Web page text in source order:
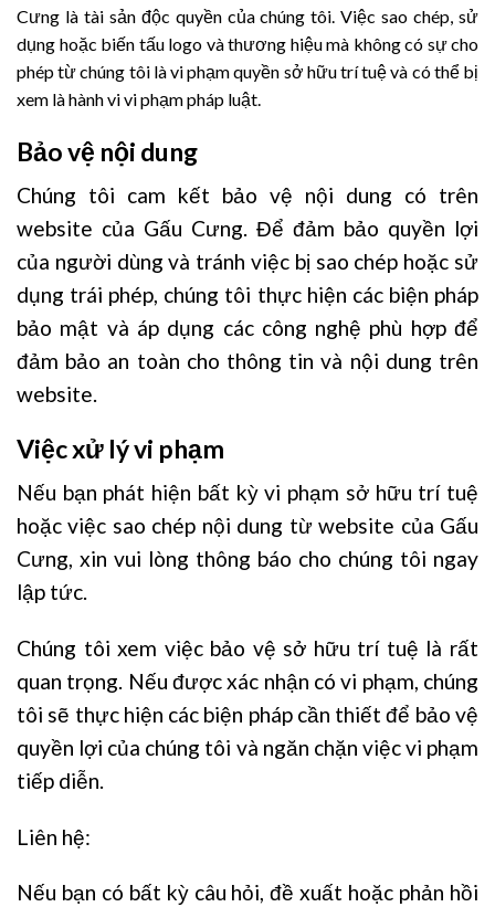
Cưng là tài sản độc quyền của chúng tôi. Việc sao chép, sử
dụng hoặc biến tấu logo và thương hiệu mà không có sự cho
phép từ chúng tôi là vi phạm quyền sở hữu trí tuệ và có thể bị
xem là hành vi vi phạm pháp luật.
Bảo vệ nội dung
Chúng tôi cam kết bảo vệ nội dung có trên
website của Gấu Cưng. Để đảm bảo quyền lợi
của người dùng và tránh việc bị sao chép hoặc sử
dụng trái phép, chúng tôi thực hiện các biện pháp
bảo mật và áp dụng các công nghệ phù hợp để
đảm bảo an toàn cho thông tin và nội dung trên
website.
Việc xử lý vi phạm
Nếu bạn phát hiện bất kỳ vi phạm sở hữu trí tuệ
hoặc việc sao chép nội dung từ website của Gấu
Cưng, xin vui lòng thông báo cho chúng tôi ngay
lập tức.
Chúng tôi xem việc bảo vệ sở hữu trí tuệ là rất
quan trọng. Nếu được xác nhận có vi phạm, chúng
tôi sẽ thực hiện các biện pháp cần thiết để bảo vệ
quyền lợi của chúng tôi và ngăn chặn việc vi phạm
tiếp diễn.
Liên hệ:
Nếu bạn có bất kỳ câu hỏi, đề xuất hoặc phản hồi